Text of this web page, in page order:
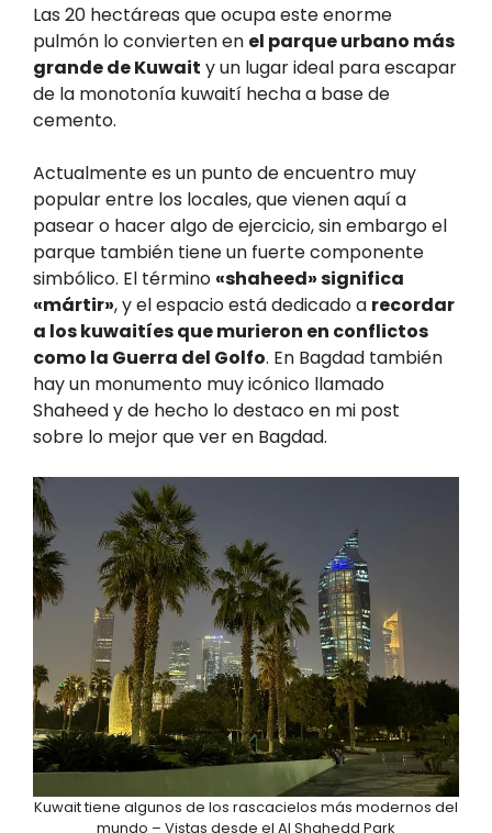
Las 20 hectáreas que ocupa este enorme
pulmón lo convierten en el parque urbano más
grande de Kuwait y un lugar ideal para escapar
de la monotonía kuwaití hecha a base de
cemento.
Actualmente es un punto de encuentro muy
popular entre los locales, que vienen aquí a
pasear o hacer algo de ejercicio, sin embargo el
parque también tiene un fuerte componente
simbólico. El término «shaheed» significa
«mártir», y el espacio está dedicado a recordar
a los kuwaitíes que murieron en conflictos
como la Guerra del Golfo. En Bagdad también
hay un monumento muy icónico llamado
Shaheed y de hecho lo destaco en mi post
sobre lo mejor que ver en Bagdad.
Kuwait tiene algunos de los rascacielos más modernos del
mundo – Vistas desde el Al Shahedd Park